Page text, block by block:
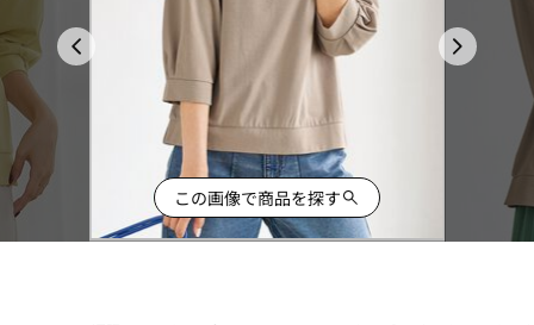
この画像で商品を探す